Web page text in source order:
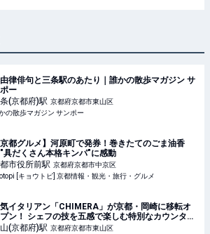
律俳句と三条駅のあたり｜誰かの散歩マガジン サ
ー
(京都府)駅 京都府京都市東山区
の散歩マガジン サンポー
京都グルメ】河原町で発券！巻きたてのごま油香
具だくさん本格キンパ"に感動
市役所前駅 京都府京都市中京区
[キョウトピ] 京都情報・観光・旅行・グルメ
イタリアン「CHIMERA」が京都・岡崎に移転オ
ン！ シェフの技を五感で楽しむ特別なカウンター
イルへ | 食べログマガジン
(京都府)駅 京都府京都市東山区